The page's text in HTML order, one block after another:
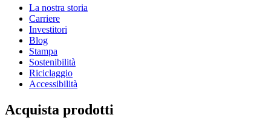
La nostra storia
Carriere
Investitori
Blog
Stampa
Sostenibilità
Riciclaggio
Accessibilità
Acquista prodotti